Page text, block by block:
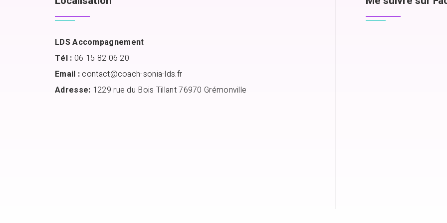
LDS Accompagnement
Tél : 06 15 82 06 20
Email :contact@coach-sonia-lds.fr
Adresse: 1229 rue du Bois Tillant 76970 Grémonville